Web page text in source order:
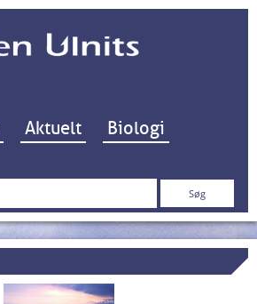
Hop til indhold
Aktuelt Biologi